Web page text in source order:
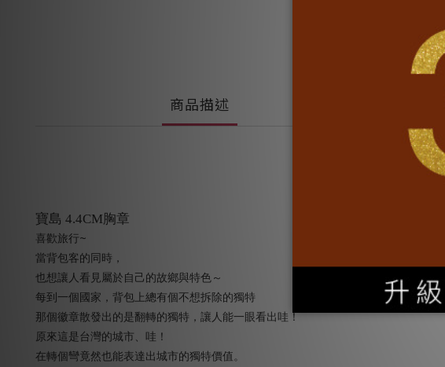
商品描述
寶島 4.4CM胸章
喜歡旅行~
當背包客的同時，
也想讓人看見屬於自己的故鄉與特色～
每到一個國家，背包上總有個不想拆除的獨特
那個徽章散發出的是翻轉的獨特，讓人能一眼看出哇！
原來這是台灣的城市、哇！
在轉個彎竟然也能表達出城市的獨特價值。